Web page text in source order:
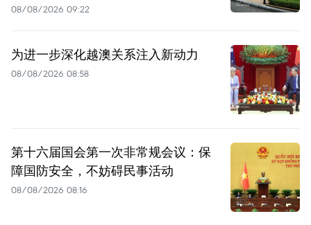
08/08/2026 09:22
为进一步深化越澳关系注入新动力
08/08/2026 08:58
第十六届国会第一次非常规会议：保
障国防安全，不妨碍民事活动
08/08/2026 08:16